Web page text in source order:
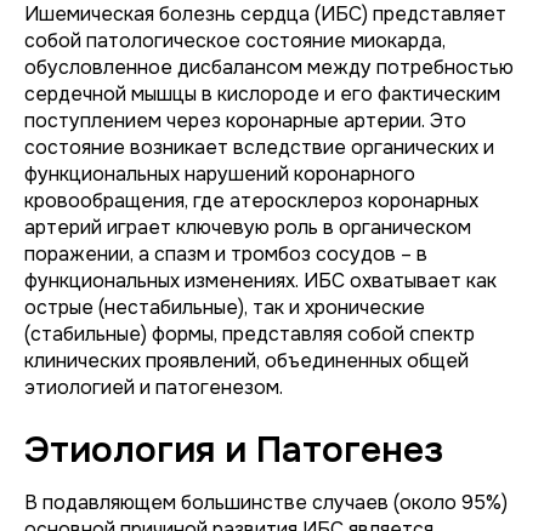
Ишемическая болезнь сердца (ИБС) представляет
собой патологическое состояние миокарда,
обусловленное дисбалансом между потребностью
сердечной мышцы в кислороде и его фактическим
поступлением через коронарные артерии. Это
состояние возникает вследствие органических и
функциональных нарушений коронарного
кровообращения, где атеросклероз коронарных
артерий играет ключевую роль в органическом
поражении, а спазм и тромбоз сосудов – в
функциональных изменениях. ИБС охватывает как
острые (нестабильные), так и хронические
(стабильные) формы, представляя собой спектр
клинических проявлений, объединенных общей
этиологией и патогенезом.
Этиология и Патогенез
В подавляющем большинстве случаев (около 95%)